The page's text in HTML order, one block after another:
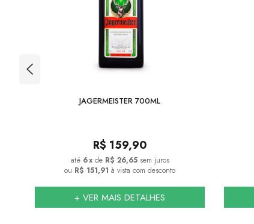
JAGERMEISTER 700ML
R$ 159,90
6x de R$ 26,65 sem juros
ou R$ 151,91 à vista com desconto
+ VER MAIS DETALHES